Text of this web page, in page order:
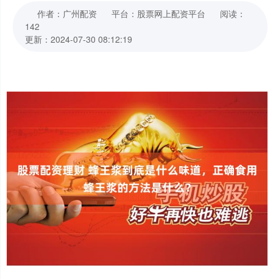
作者：广州配资 平台：股票网上配资平台
阅读：
142
更新：2024-07-30 08:12:19